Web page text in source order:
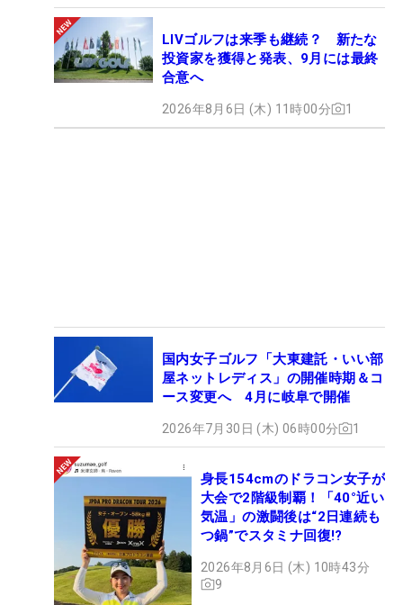
LIVゴルフは来季も継続？ 新たな
投資家を獲得と発表、9月には最終
合意へ
2026年8月6日 (木) 11時00分 1
国内女子ゴルフ「大東建託・いい部
屋ネットレディス」の開催時期＆コ
ース変更へ 4月に岐阜で開催
2026年7月30日 (木) 06時00分 1
身長154cmのドラコン女子が
大会で2階級制覇！「40°近い
気温」の激闘後は“2日連続も
つ鍋”でスタミナ回復!?
2026年8月6日 (木) 10時43分
9